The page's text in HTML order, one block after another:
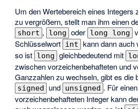
Um den Wertebereich eines Integers
zu vergrößern, stellt man ihm einen
short , long oder long long
Schlüsselwort int kann dann auch
so ist long gleichbedeutend mit
zwischen vorzeichenbehafteten und
Ganzzahlen zu wechseln, gibt es die
signed und unsigned . Für einen
vorzeichenbehafteten Integer kann